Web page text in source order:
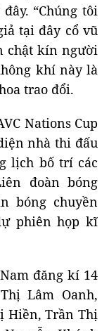
“Chúng tôi
tại đây cổ vũ
chật kín người
khí này là
trao đổi.
Nations Cup
nhà thi đấu
lịch bố trí các
đoàn bóng
bóng chuyền
phiên họp kĩ
đăng kí 14
Lâm Oanh,
Hiền, Trần Thị